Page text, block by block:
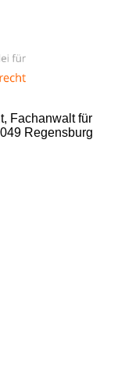
Fachanwalt für
Regensburg